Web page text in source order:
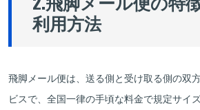
利用方法
飛脚メール便は、送る側と受け取る側の双
ビスで、全国一律の手頃な料金で規定サイ